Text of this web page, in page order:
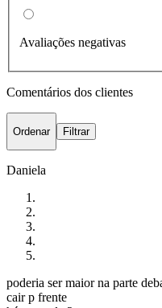
Avaliações negativas
Comentários dos clientes
Ordenar Filtrar
Daniela
poderia ser maior na parte
cair p frente